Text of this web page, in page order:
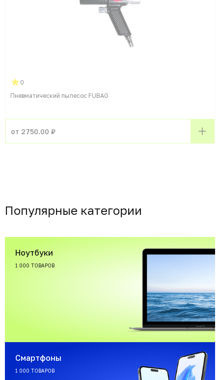
0
Пневматический пылесос FUBAG
от 2750.00 ₽
Популярные категории
Ноутбуки
1 000 ТОВАРОВ
Смартфоны
1 000 ТОВАРОВ